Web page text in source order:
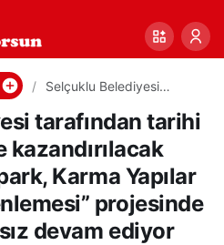
Selçuklu Belediyesi
Mahallesi’ne
kazandırılacak olan
“Kapalı Otopark, Karma
Düzenlemesi” projesinde
çalışmalar aralıksız devam
ediyor
tarafından tarihi
kazandırılacak
Karma Yapılar
projesinde
devam ediyor
Paylaş